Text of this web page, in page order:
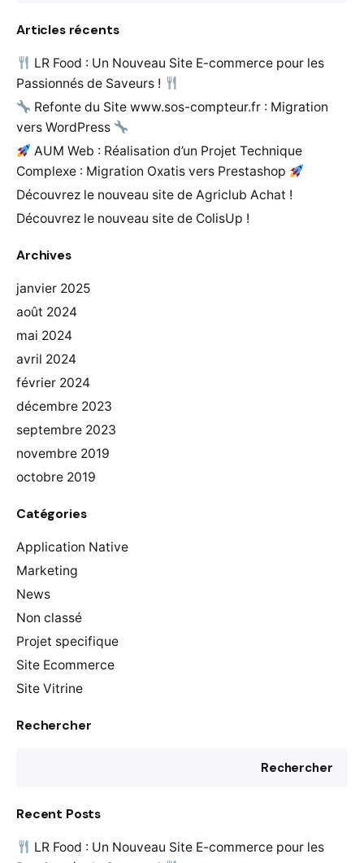
Articles récents
LR Food : Un Nouveau Site E-commerce pour les
Passionnés de Saveurs !
Refonte du Site www.sos-compteur.fr : Migration
vers WordPress
AUM Web : Réalisation d’un Projet Technique
Complexe : Migration Oxatis vers Prestashop
Découvrez le nouveau site de Agriclub Achat !
Découvrez le nouveau site de ColisUp !
Archives
janvier 2025
août 2024
mai 2024
avril 2024
février 2024
décembre 2023
septembre 2023
novembre 2019
octobre 2019
Catégories
Application Native
Marketing
News
Non classé
Projet specifique
Site Ecommerce
Site Vitrine
Rechercher
Rechercher
Recent Posts
LR Food : Un Nouveau Site E-commerce pour les